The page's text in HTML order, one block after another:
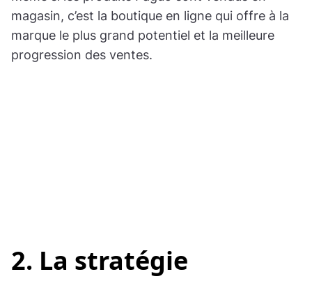
magasin, c’est la boutique en ligne qui offre à la
marque le plus grand potentiel et la meilleure
progression des ventes.
2. La stratégie